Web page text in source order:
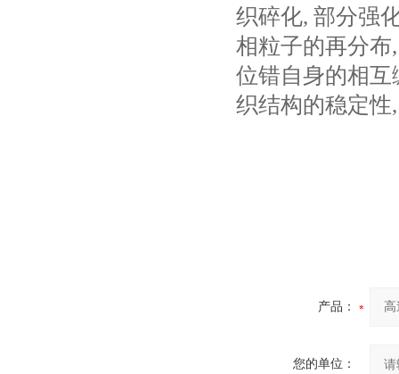
织碎化, 部分强
相粒子的再分布
位错自身的相
织结构的稳定
产品：
您的单位：